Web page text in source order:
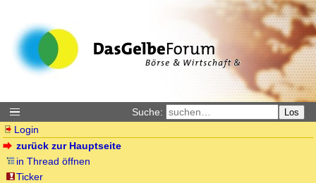
Suche: Los
Login
zurück zur Hauptseite
in Thread öffnen
Ticker